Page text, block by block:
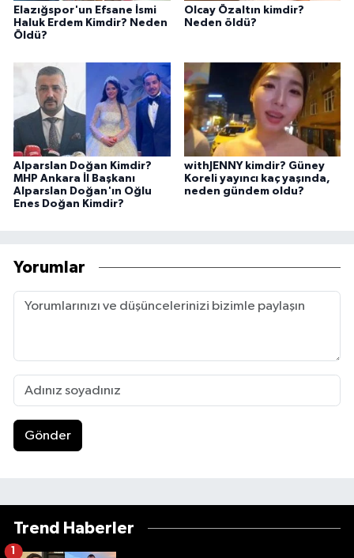
Elazığspor'un Efsane İsmi
Haluk Erdem Kimdir? Neden
Öldü?
Olcay Özaltın kimdir?
Neden öldü?
Alparslan Doğan Kimdir?
MHP Ankara İl Başkanı
Alparslan Doğan'ın Oğlu
Enes Doğan Kimdir?
withJENNY kimdir? Güney
Koreli yayıncı kaç yaşında,
neden gündem oldu?
Yorumlar
Gönder
Trend Haberler
1